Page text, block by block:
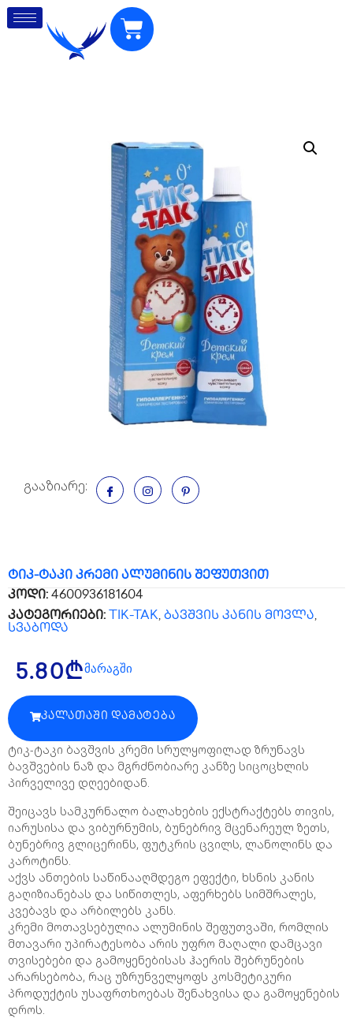
გააზიარე:
ტიკ-ტაკი კრემი ალუმინის შეფუთვით
კოდი: 4600936181604
კატეგორიები: TIK-TAK, ბავშვის კანის მოვლა,
სვაბოდა
5.80₾მარაგში
ᲙᲐᲚᲐᲗᲐᲨᲘ ᲓᲐᲛᲐᲢᲔᲑᲐ
ტიკ-ტაკი ბავშვის კრემი სრულყოფილად ზრუნავს
ბავშვების ნაზ და მგრძნობიარე კანზე სიცოცხლის
პირველივე დღეებიდან.
შეიცავს სამკურნალო ბალახების ექსტრაქტებს თივის,
იარუსისა და ვიბურნუმის, ბუნებრივ მცენარეულ ზეთს,
ბუნებრივ გლიცერინს, ფუტკრის ცვილს, ლანოლინს და
კაროტინს.
აქვს ანთების საწინააღმდეგო ეფექტი, ხსნის კანის
გაღიზიანებას და სიწითლეს, აფერხებს სიმშრალეს,
კვებავს და არბილებს კანს.
კრემი მოთავსებულია ალუმინის შეფუთვაში, რომლის
მთავარი უპირატესობა არის უფრო მაღალი დამცავი
თვისებები და გამოყენებისას ჰაერის შებრუნების
არარსებობა, რაც უზრუნველყოფს კოსმეტიკური
პროდუქტის უსაფრთხოებას შენახვისა და გამოყენების
დროს.